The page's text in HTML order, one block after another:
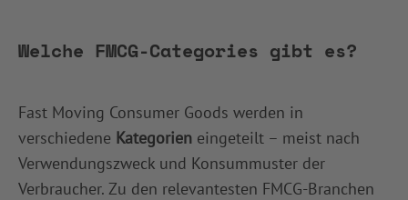
Welche FMCG-Categories gibt es?
Fast Moving Consumer Goods werden in
verschiedene Kategorien eingeteilt – meist nach
Verwendungszweck und Konsummuster der
Verbraucher. Zu den relevantesten FMCG-Branchen